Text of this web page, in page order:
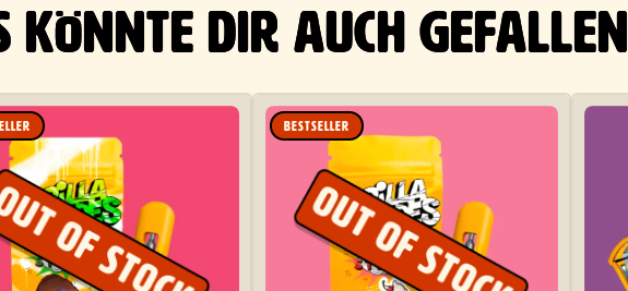
KÖNNTE DIR AUCH GEFALLEN
BESTSELLER